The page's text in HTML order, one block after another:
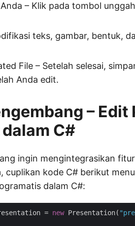
– Klik pada tombol
teks, gambar, bentuk,
File – Setelah selesai,
Anda edit.
– Edit
C#
ingin mengintegrasikan
cuplikan kode C# berikut
dalam C#:
= new Presentation(